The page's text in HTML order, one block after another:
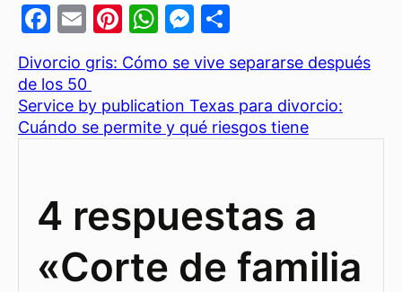
F
c
e
b
k
E
m
ai
l
Pi
nt
er
e
st
W
at
s
A
M
e
s
s
e
er
m
p
ar
Divorcio gris: Cómo se vive separarse después
de los 50
Service by publication Texas para divorcio:
Cuándo se permite y qué riesgos tiene
4 respuestas a
«Corte de familia